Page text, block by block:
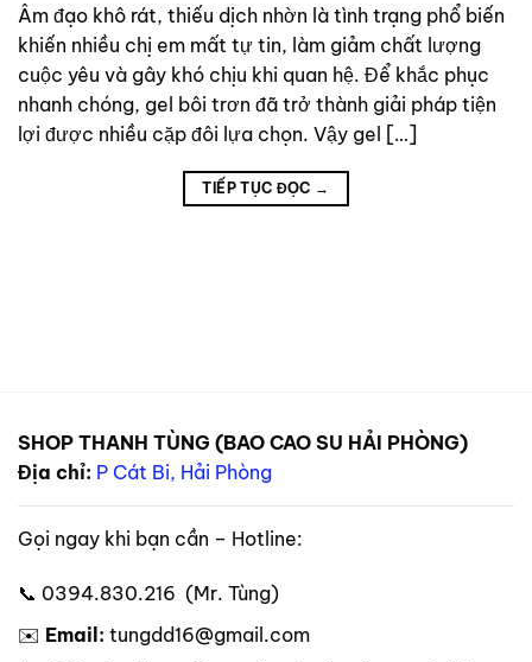
Âm đạo khô rát, thiếu dịch nhờn là tình trạng phổ biến
khiến nhiều chị em mất tự tin, làm giảm chất lượng
cuộc yêu và gây khó chịu khi quan hệ. Để khắc phục
nhanh chóng, gel bôi trơn đã trở thành giải pháp tiện
lợi được nhiều cặp đôi lựa chọn. Vậy gel […]
TIẾP TỤC ĐỌC →
SHOP THANH TÙNG (BAO CAO SU HẢI PHÒNG)
Địa chỉ: P Cát Bi, Hải Phòng
Gọi ngay khi bạn cần – Hotline:
📞 0394.830.216 (Mr. Tùng)
✉️ Email: tungdd16@gmail.com